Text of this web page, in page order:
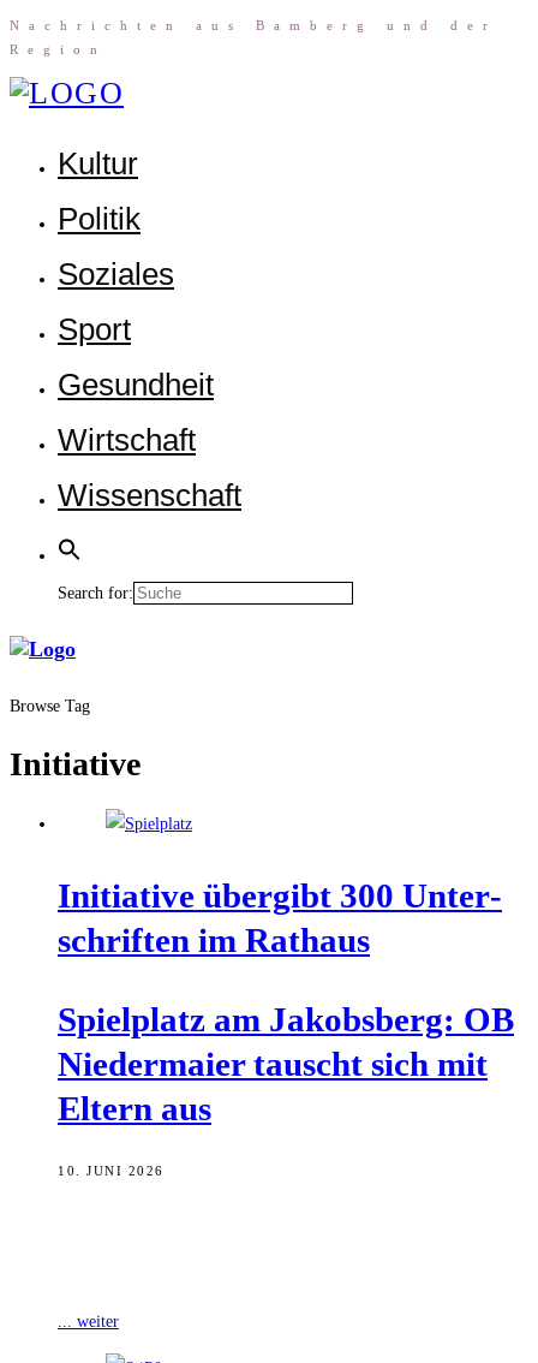
Nach­rich­ten aus Bam­berg und der
Region
Kul­tur
Poli­tik
Sozia­les
Sport
Gesund­heit
Wirt­schaft
Wis­sen­schaft
Search for:
Browse Tag
Initiative
Initia­ti­ve über­gibt 300 Unter­
schrif­ten im Rathaus
Spiel­platz am Jakobs­berg: OB
Nie­der­mai­er tauscht sich mit
Eltern aus
10. JUNI 2026
... weiter